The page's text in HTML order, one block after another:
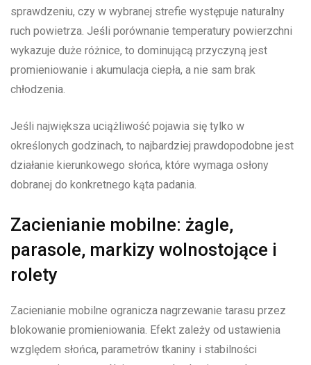
sprawdzeniu, czy w wybranej strefie występuje naturalny
ruch powietrza. Jeśli porównanie temperatury powierzchni
wykazuje duże różnice, to dominującą przyczyną jest
promieniowanie i akumulacja ciepła, a nie sam brak
chłodzenia.
Jeśli największa uciążliwość pojawia się tylko w
określonych godzinach, to najbardziej prawdopodobne jest
działanie kierunkowego słońca, które wymaga osłony
dobranej do konkretnego kąta padania.
Zacienianie mobilne: żagle,
parasole, markizy wolnostojące i
rolety
Zacienianie mobilne ogranicza nagrzewanie tarasu przez
blokowanie promieniowania. Efekt zależy od ustawienia
względem słońca, parametrów tkaniny i stabilności